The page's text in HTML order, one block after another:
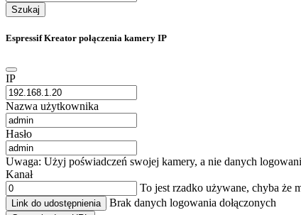
Szukaj
Espressif Kreator połączenia kamery IP
IP
Nazwa użytkownika
Hasło
Uwaga: Użyj poświadczeń swojej kamery, a nie danych
Kanał
To jest rzadko używane, chyba że
Link do udostępnienia Brak danych logowania dołączonych